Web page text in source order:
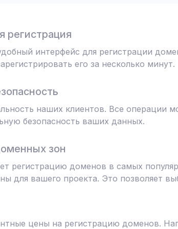
регистрация
интерфейс для регистрации
его за несколько минут.
наших клиентов. Все операции
безопасность ваших данных.
зон
регистрацию доменов в самых
для вашего проекта. Это позволяет
цены на регистрацию доменов.